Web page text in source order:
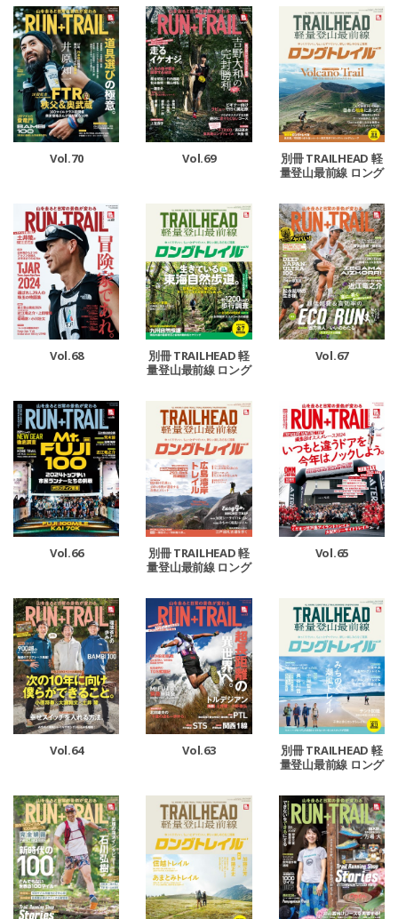
Vol.70 Vol.69
別冊 TRAILHEAD 軽
量登山最前線 ロング
Vol.68
別冊 TRAILHEAD 軽
量登山最前線 ロング
Vol.67
Vol.66
別冊 TRAILHEAD 軽
量登山最前線 ロング
Vol.65
Vol.64 Vol.63
別冊 TRAILHEAD 軽
量登山最前線 ロング